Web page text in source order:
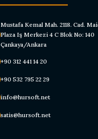
Mustafa Kemal Mah. 2118. Cad.
Plaza Iş Merkezi 4 C Blok No: 140
Çankaya/Ankara
+90 312 441 14 20
+90 532 795 22 29
info@hursoft.net
satis@hursoft.net